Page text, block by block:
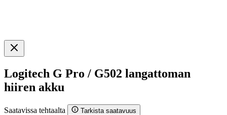
Logitech G Pro / G502 langattoman
hiiren akku
Saatavissa tehtaalta Tarkista saatavuus